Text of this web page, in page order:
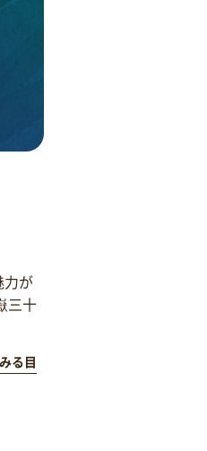
力が
三十
る目